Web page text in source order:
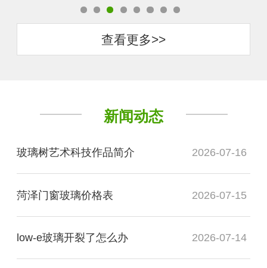
查看更多>>
新闻动态
玻璃树艺术科技作品简介 2026-07-16
菏泽门窗玻璃价格表 2026-07-15
low-e玻璃开裂了怎么办 2026-07-14